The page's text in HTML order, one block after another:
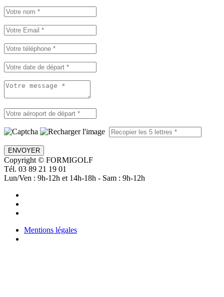
ENVOYER
Copyright © FORMIGOLF
Tél. 03 89 21 19 01
Lun/Ven : 9h-12h et 14h-18h - Sam : 9h-12h
Mentions légales